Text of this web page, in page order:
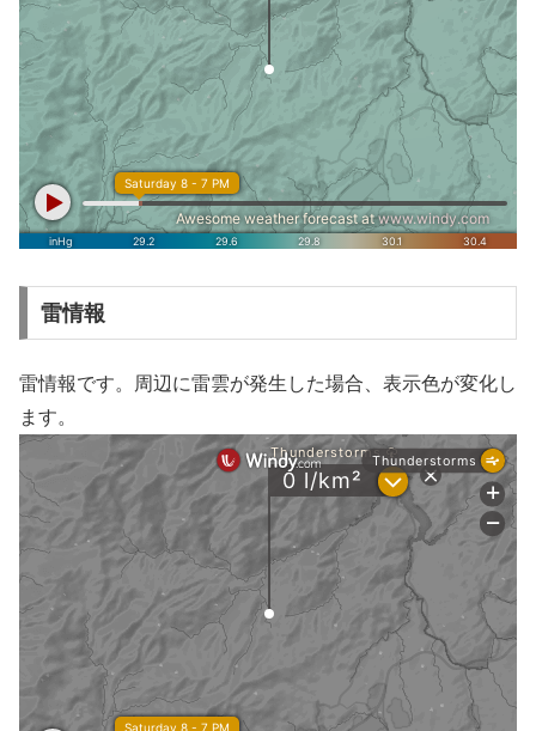
雷情報
雷情報です。周辺に雷雲が発生した場合、表示色が変化し
ます。